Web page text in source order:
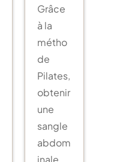
Grâce
à la
métho
de
Pilates,
obtenir
une
sangle
abdom
inale